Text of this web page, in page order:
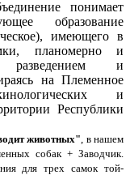
понимает
образование
имеющего в
планомерно и
разведением и
на Племенное
и
Республики
животных" , в нашем
собак + Заводчик.
для трех самок той-